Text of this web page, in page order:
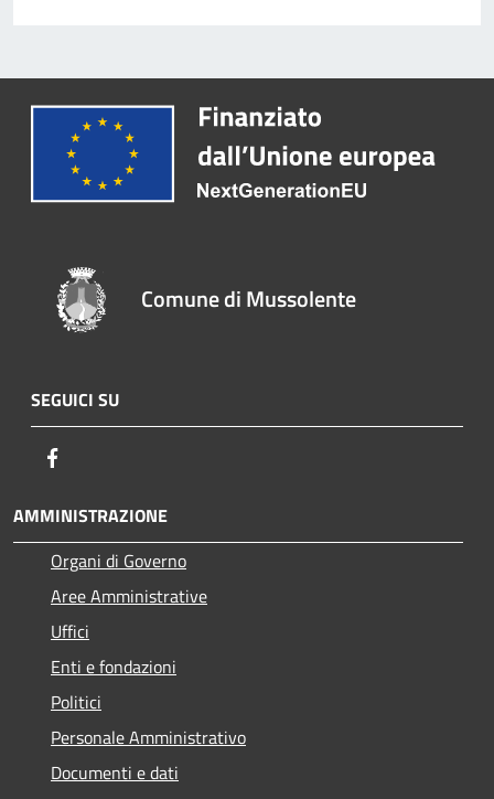
Comune di Mussolente
SEGUICI SU
AMMINISTRAZIONE
Organi di Governo
Aree Amministrative
Uffici
Enti e fondazioni
Politici
Personale Amministrativo
Documenti e dati